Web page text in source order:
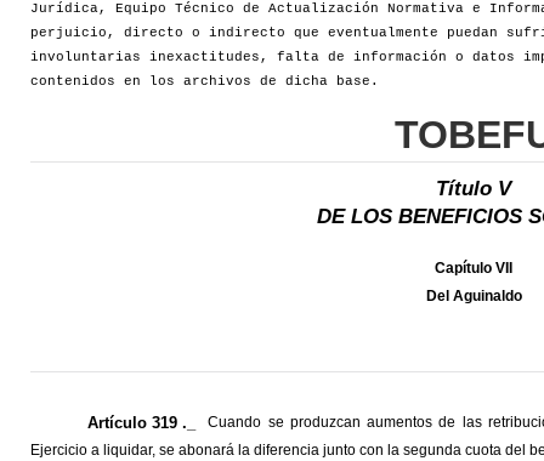
Jurídica, Equipo Técnico de Actualización Normativa e
perjuicio, directo o indirecto que eventualmente puedan
involuntarias inexactitudes, falta de información o datos
contenidos en los archivos de dicha base.
Título V
DE LOS BENEFICIOS
Capítulo VII
Del Aguinaldo
Artículo 319 ._
Cuando se produzcan aumentos de las
Ejercicio a liquidar, se abonará la diferencia junto con la segunda cuota del